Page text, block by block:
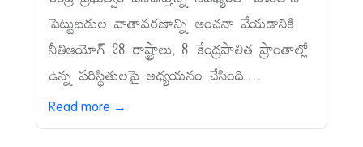
పెట్టుబడుల వాతావరణాన్ని అంచనా వేయడానికి
నీతిఆయోగ్‌ 28 రాష్ట్రాలు, 8 కేంద్రపాలిత ప్రాంతాల్లో
ఉన్న పరిస్థితులపై అధ్యయనం చేసింది....
Read more →